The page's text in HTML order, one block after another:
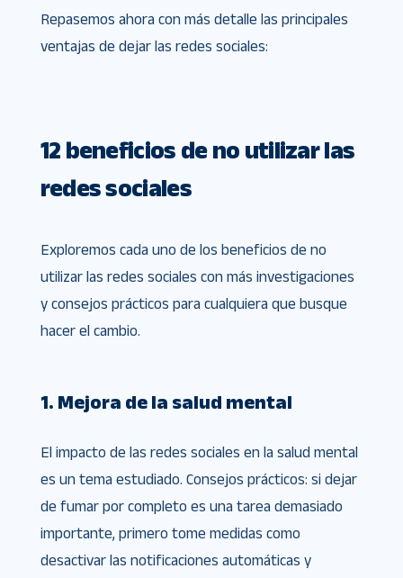
Repasemos ahora con más detalle las principales
ventajas de dejar las redes sociales:
12 beneficios de no utilizar las
redes sociales
Exploremos cada uno de los beneficios de no
utilizar las redes sociales con más investigaciones
y consejos prácticos para cualquiera que busque
hacer el cambio.
1. Mejora de la salud mental
El impacto de las redes sociales en la salud mental
es un tema estudiado. Consejos prácticos: si dejar
de fumar por completo es una tarea demasiado
importante, primero tome medidas como
desactivar las notificaciones automáticas y